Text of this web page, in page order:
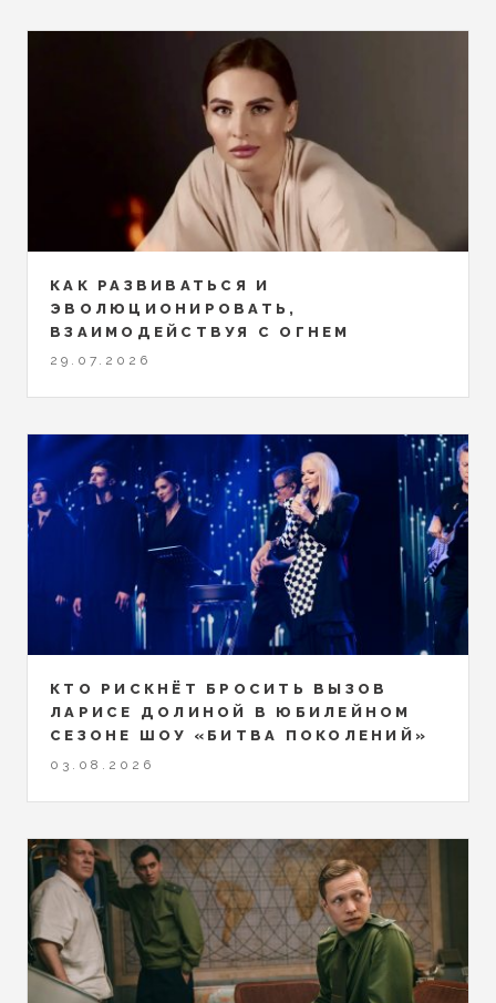
КАК РАЗВИВАТЬСЯ И
ЭВОЛЮЦИОНИРОВАТЬ,
ВЗАИМОДЕЙСТВУЯ С ОГНЕМ
29.07.2026
КТО РИСКНЁТ БРОСИТЬ ВЫЗОВ
ЛАРИСЕ ДОЛИНОЙ В ЮБИЛЕЙНОМ
СЕЗОНЕ ШОУ «БИТВА ПОКОЛЕНИЙ»
03.08.2026